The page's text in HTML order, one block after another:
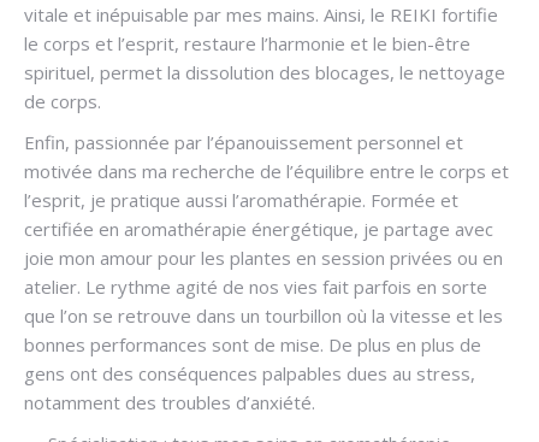
vitale et inépuisable par mes mains. Ainsi, le REIKI fortifie
le corps et l’esprit, restaure l’harmonie et le bien-être
spirituel, permet la dissolution des blocages, le nettoyage
de corps.
Enfin, passionnée par l’épanouissement personnel et
motivée dans ma recherche de l’équilibre entre le corps et
l’esprit, je pratique aussi l’aromathérapie. Formée et
certifiée en aromathérapie énergétique, je partage avec
joie mon amour pour les plantes en session privées ou en
atelier. Le rythme agité de nos vies fait parfois en sorte
que l’on se retrouve dans un tourbillon où la vitesse et les
bonnes performances sont de mise. De plus en plus de
gens ont des conséquences palpables dues au stress,
notamment des troubles d’anxiété.